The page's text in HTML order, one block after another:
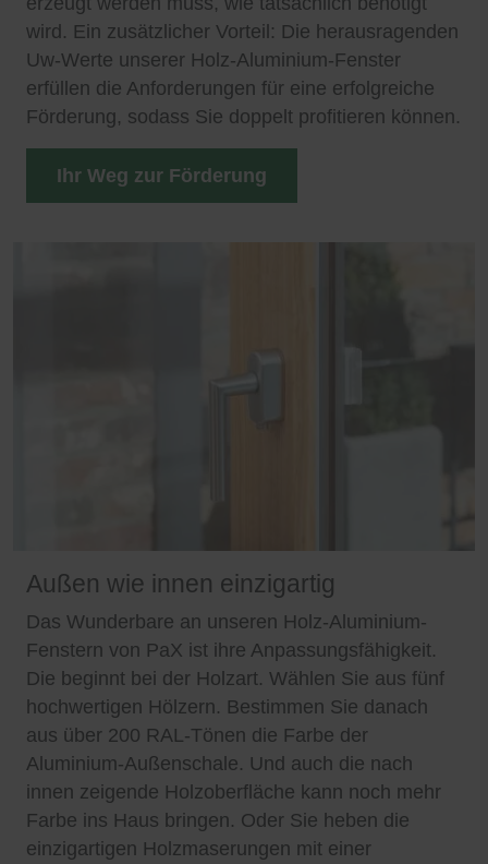
wird. Ein zusätzlicher Vorteil: Die herausragenden
Uw-Werte unserer Holz-Aluminium-Fenster
erfüllen die Anforderungen für eine erfolgreiche
Förderung, sodass Sie doppelt profitieren können.
Ihr Weg zur Förderung
Außen wie innen einzigartig
Das Wunderbare an unseren Holz-Aluminium-
Fenstern von PaX ist ihre Anpassungsfähigkeit.
Die beginnt bei der Holzart. Wählen Sie aus fünf
hochwertigen Hölzern. Bestimmen Sie danach
aus über 200 RAL-Tönen die Farbe der
Aluminium-Außenschale. Und auch die nach
innen zeigende Holzoberfläche kann noch mehr
Farbe ins Haus bringen. Oder Sie heben die
einzigartigen Holzmaserungen mit einer